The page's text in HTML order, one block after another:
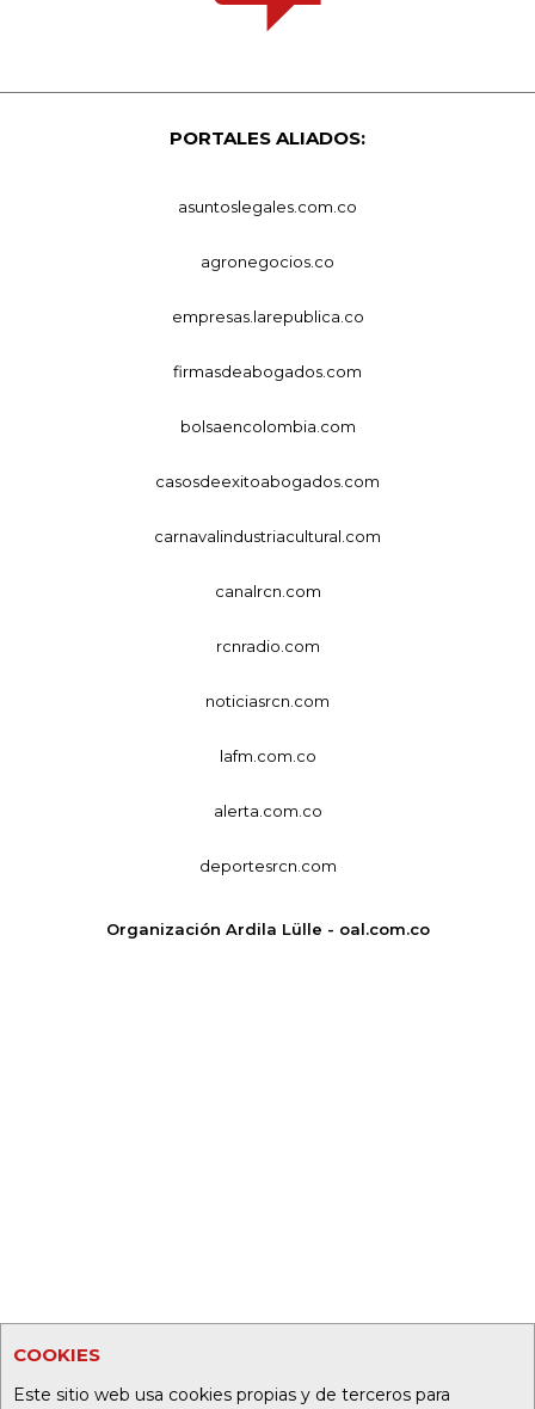
COOKIES
Este sitio web usa cookies propias y de terceros para
PORTALES ALIADOS:
asuntoslegales.com.co
agronegocios.co
empresas.larepublica.co
firmasdeabogados.com
bolsaencolombia.com
casosdeexitoabogados.com
carnavalindustriacultural.com
canalrcn.com
rcnradio.com
noticiasrcn.com
lafm.com.co
alerta.com.co
deportesrcn.com
Organización Ardila Lülle - oal.com.co